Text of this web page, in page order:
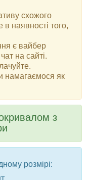
схожого
наявності того,
є вайбер
на сайті.
намагаємося як
з
розмірі: